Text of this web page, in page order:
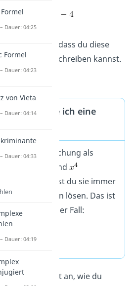
stellst du fest, dass du diese
auch umschreiben kannst.
verwende ich eine
in einer Gleichung als
und
kannst du sie immer
Substituieren lösen. Das ist
Beispiel hier der Fall:
wir uns jetzt an, wie du
Dauer: 04:25
Formel
Dauer: 04:23
von Vieta
Dauer: 04:14
Dauer: 04:33
Dauer: 04:19